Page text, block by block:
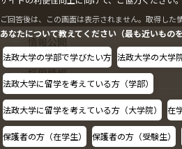
情報公開
採用情報
教職員の方へ
ご回答後は、この画面は表示されません。取得した
あなたについて教えてください（最も近いもの
法政大学の学部で学びたい方 法政大学の大学
法政大学に留学を考えている方（学部）
法政大学に留学を考えている方（大学院） 在
保護者の方（在学生） 保護者の方（受験生）